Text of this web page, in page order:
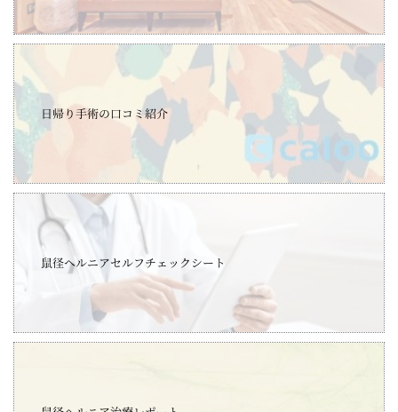
日帰り手術の口コミ紹介
鼠径ヘルニアセルフチェックシート